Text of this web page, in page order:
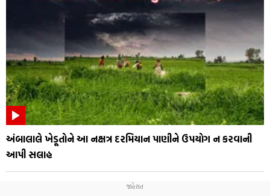
અંબાલાલે ખેડૂતોને આ નક્ષત્ર દરમિયાન પાણીને ઉપયોગ ન કરવાની
આપી સલાહ